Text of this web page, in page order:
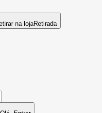
na lojaRetirada